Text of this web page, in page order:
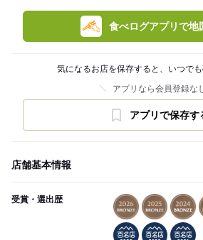
食べログアプリで地
気になるお店を保存すると、いつでも
アプリなら会員登録な
アプリで保存す
店舗基本情報
受賞・選出歴